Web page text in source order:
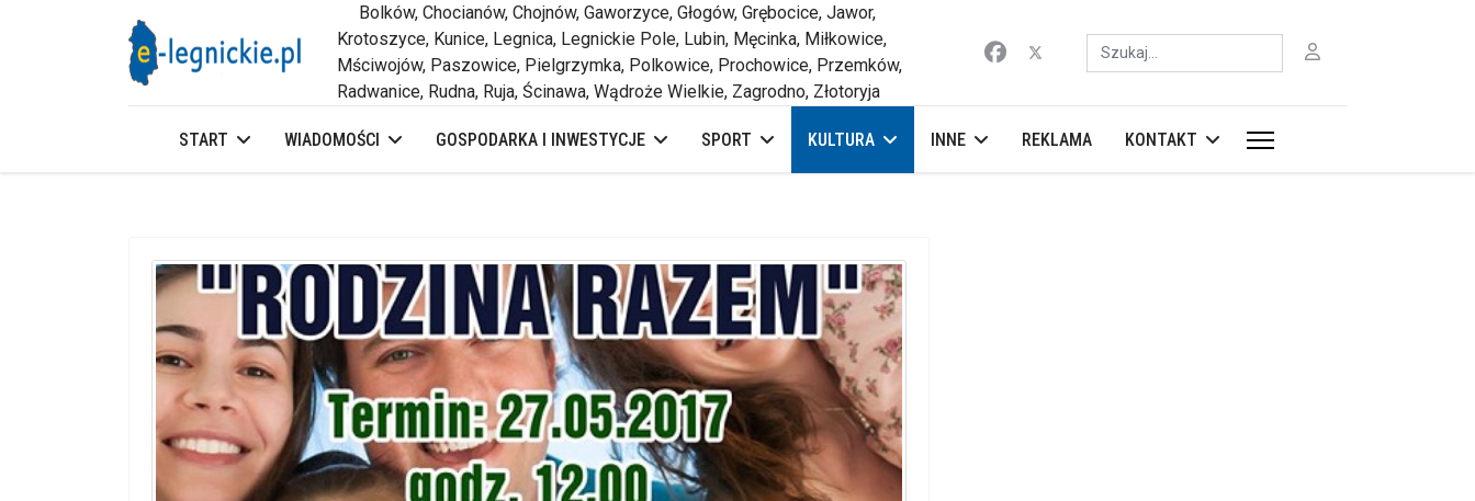
Bolków, Chocianów, Chojnów, Gaworzyce, Głogów, Grębocice, Jawor,
Krotoszyce, Kunice, Legnica, Legnickie Pole, Lubin, Męcinka, Miłkowice,
Mściwojów, Paszowice, Pielgrzymka, Polkowice, Prochowice, Przemków,
Radwanice, Rudna, Ruja, Ścinawa, Wądroże Wielkie, Zagrodno, Złotoryja
Szukaj
START WIADOMOŚCI GOSPODARKA I INWESTYCJE SPORT KULTURA INNE REKLAMA KONTAKT